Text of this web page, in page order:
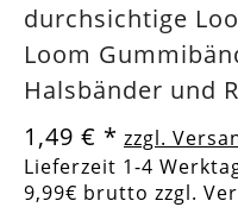
durchsichtige
Loom
Halsbänder und
1,49 € * zzgl.
Lieferzeit 1-4
9,99€ brutto zzgl.